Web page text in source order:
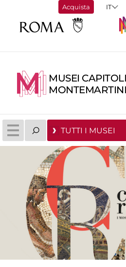
Acquista
MUSEI
MONTEMARTINI
TUTTI I MUSEI